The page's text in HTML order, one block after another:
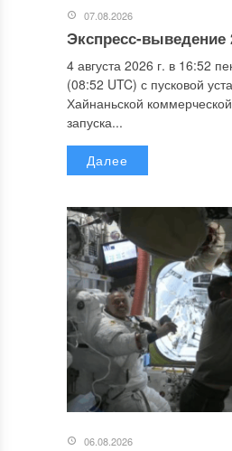
07.08.2026
Экспресс-выведение
4 августа 2026 г. в 16:52
(08:52 UTC) с пусковой
Хайнаньской
запуска...
Далее
06.08.2026